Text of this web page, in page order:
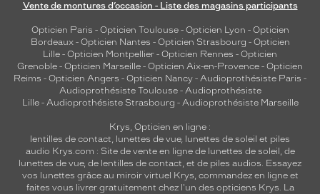
Vente de montures d’occasion - Liste des magasins participants
Opticien Paris - Opticien Toulouse- Opticien Lyon - Opticien
Bordeaux- Opticien Nantes - Opticien Strasbourg - Opticien
Lille - Opticien Montpellier - Opticien Rennes - Opticien
Grenoble - Opticien Marseille - Opticien Aix-en-Provence - Opticien
Reims - Opticien Angers - Opticien Nancy - Audioprothésiste Paris -
Audioprothésiste Toulouse- Audioprothésiste
Lille- Audioprothésiste Strasbourg - Audioprothésiste Marseille
Krys, Opticien en ligne :
lentilles de contact, lunettes de vue, lunettes de soleil et piles
audio Krys.com : Site de vente en ligne de lunettes de soleil, de
lunettes de vue, de lentilles de contact, et de piles audios. Essayez
vos lunettes grâce au miroir virtuel Krys, commandez en ligne et
faites vous livrer gratuitement chez l'un des opticiens Krys. La